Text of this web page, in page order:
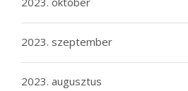
2023. szeptember
2023. augusztus